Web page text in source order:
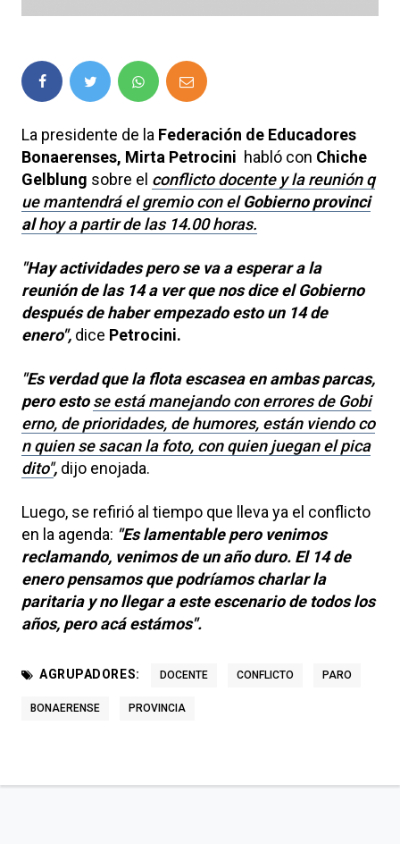
La presidente de la Federación de Educadores
Bonaerenses, Mirta Petrocini habló con Chiche
Gelblung sobre el conflicto docente y la reunión q
ue mantendrá el gremio con elGobierno provinci
alhoy a partir de las 14.00 horas.
"Hay actividades pero se va a esperar a la
reunión de las 14 a ver que nos dice el Gobierno
después de haber empezado esto un 14 de
enero", dice Petrocini.
"Es verdad que la flota escasea en ambas parcas,
pero estose está manejando con errores de Gobi
erno, de prioridades, de humores, están viendo co
n quien se sacan la foto, con quien juegan el pica
dito", dijo enojada.
Luego, se refirió al tiempo que lleva ya el conflicto
en la agenda: "Es lamentable pero venimos
reclamando, venimos de un año duro. El 14 de
enero pensamos que podríamos charlar la
paritaria y no llegar a este escenario de todos los
años, pero acá estámos".
AGRUPADORES: DOCENTE CONFLICTO PARO
BONAERENSE PROVINCIA